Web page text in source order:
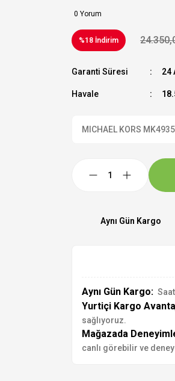
0 Yorum
%18 İndirim
Garanti Süresi 24
Havale
MICHAEL KORS
Aynı Gün Kargo
Aynı Gün Kargo:
Yurtiçi Kargo
sağlıyoruz.
Mağazada
canlı görebilir ve